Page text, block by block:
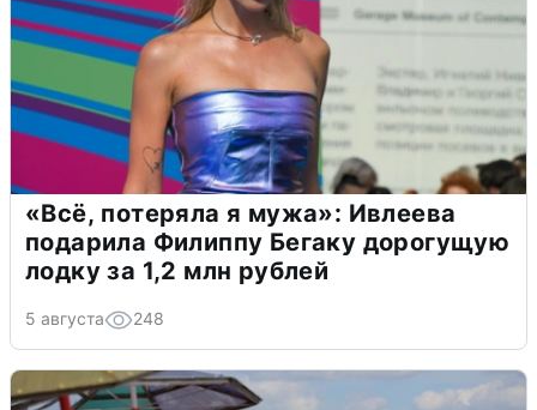
«Всё, потеряла я мужа»: Ивлеева
подарила Филиппу Бегаку дорогущую
лодку за 1,2 млн рублей
5 августа 248